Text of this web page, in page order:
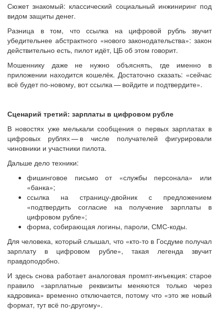
Сюжет знакомый: классический социальный инжиниринг под
видом защиты денег.
Разница в том, что ссылка на цифровой рубль звучит
убедительнее абстрактного «нового законодательства»: закон
действительно есть, пилот идёт, ЦБ об этом говорит.
Мошеннику даже не нужно объяснять, где именно в
приложении находится кошелёк. Достаточно сказать: «сейчас
всё будет по-новому, вот ссылка — ​войдите и подтвердите».
Сценарий третий: зарплаты в цифровом рубле
В новостях уже мелькали сообщения о первых зарплатах в
цифровых рублях — ​в числе получателей фигурировали
чиновники и участники пилота.
Дальше дело техники:
фишинговое письмо от «службы персонала» или
«банка»;
ссылка на страницу-двойник с предложением
«подтвердить согласие на получение зарплаты в
цифровом рубле»;
форма, собирающая логины, пароли, СМС-коды.
Для человека, который слышал, что «кто-то в Госдуме получал
зарплату в цифровом рубле», такая легенда звучит
правдоподобно.
И здесь снова работает аналоговая промпт-инъекция: старое
правило «зарплатные реквизиты меняются только через
кадровика» временно отключается, потому что «это же новый
формат, тут всё по-другому».